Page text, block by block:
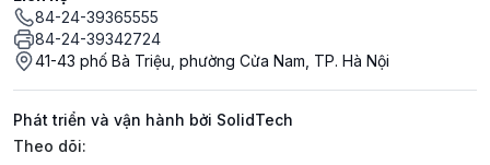
84-24-39365555
84-24-39342724
41-43 phố Bà Triệu, phường Cửa Nam, TP. Hà Nội
Phát triển và vận hành bởi SolidTech
Mạng xã hội
Theo dõi: